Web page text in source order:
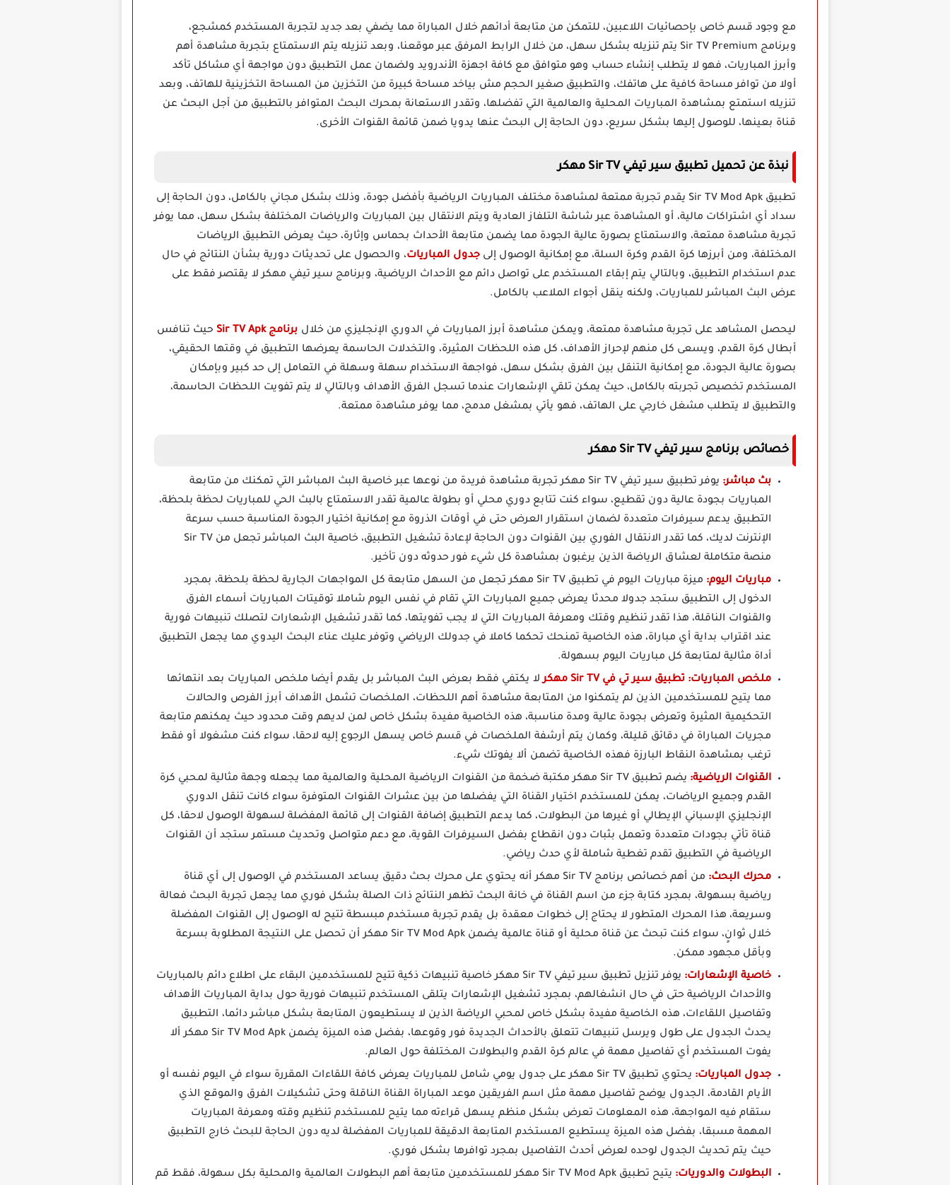
مع وجود قسم خاص بإحصائيات اللاعبين، للتمكن من متابعة أدائهم خلال المباراة مما يضفي بعد جديد لتجربة المستخدم كمشجع،
وبرنامج Sir TV Premium يتم تنزيله بشكل سهل، من خلال الرابط المرفق عبر موقعنا، وبعد تنزيله يتم الاستمتاع بتجربة مشاهدة أهم
وأبرز المباريات، فهو لا يتطلب إنشاء حساب وهو متوافق مع كافة اجهزة الأندرويد ولضمان عمل التطبيق دون مواجهة أي مشاكل تأكد
أولا من توافر مساحة كافية على هاتفك، والتطبيق صغير الحجم مش بياخد مساحة كبيرة من التخزين من المساحة التخزينية للهاتف، وبعد
تنزيله استمتع بمشاهدة المباريات المحلية والعالمية التي تفضلها، وتقدر الاستعانة بمحرك البحث المتوافر بالتطبيق من أجل البحث عن
قناة بعينها، للوصول إليها بشكل سريع، دون الحاجة إلى البحث عنها يدويا ضمن قائمة القنوات الأخرى.
نبذة عن تحميل تطبيق سير تيفي Sir TV مهكر
تطبيق Sir TV Mod Apk يقدم تجربة ممتعة لمشاهدة مختلف المباريات الرياضية بأفضل جودة، وذلك بشكل مجاني بالكامل، دون الحاجة إلى
سداد أي اشتراكات مالية، أو المشاهدة عبر شاشة التلفاز العادية ويتم الانتقال بين المباريات والرياضات المختلفة بشكل سهل، مما يوفر
تجربة مشاهدة ممتعة، والاستمتاع بصورة عالية الجودة مما يضمن متابعة الأحداث بحماس وإثارة، حيث يعرض التطبيق الرياضات
المختلفة، ومن أبرزها كرة القدم وكرة السلة، مع إمكانية الوصول إلى جدول المباريات، والحصول على تحديثات دورية بشأن النتائج في حال
عدم استخدام التطبيق، وبالتالي يتم إبقاء المستخدم على تواصل دائم مع الأحداث الرياضية، وبرنامج سير تيفي مهكر لا يقتصر فقط على
عرض البث المباشر للمباريات، ولكنه ينقل أجواء الملاعب بالكامل.
ليحصل المشاهد على تجربة مشاهدة ممتعة، ويمكن مشاهدة أبرز المباريات في الدوري الإنجليزي من خلال برنامج Sir TV Apk
حيث تنافس
أبطال كرة القدم، ويسعى كل منهم لإحراز الأهداف، كل هذه اللحظات المثيرة، والتخدلات الحاسمة يعرضها التطبيق في وقتها الحقيقي،
بصورة عالية الجودة، مع إمكانية التنقل بين الفرق بشكل سهل، فواجهة الاستخدام سهلة وسهلة في التعامل إلى حد كبير وبإمكان
المستخدم تخصيص تجربته بالكامل، حيث يمكن تلقي الإشعارات عندما تسجل الفرق الأهداف وبالتالي لا يتم تفويت اللحظات الحاسمة،
والتطبيق لا يتطلب مشغل خارجي على الهاتف، فهو يأتي بمشغل مدمج، مما يوفر مشاهدة ممتعة.
خصائص برنامج سير تيفي Sir TV مهكر
بث مباشر:
يوفر تطبيق سير تيفي Sir TV مهكر تجربة مشاهدة فريدة من نوعها عبر خاصية البث المباشر التي تمكنك من متابعة
المباريات بجودة عالية دون تقطيع، سواء كنت تتابع دوري محلي أو بطولة عالمية تقدر الاستمتاع بالبث الحي للمباريات لحظة بلحظة،
التطبيق يدعم سيرفرات متعددة لضمان استقرار العرض حتى في أوقات الذروة مع إمكانية اختيار الجودة المناسبة حسب سرعة
الإنترنت لديك، كما تقدر الانتقال الفوري بين القنوات دون الحاجة لإعادة تشغيل التطبيق، خاصية البث المباشر تجعل من Sir TV
منصة متكاملة لعشاق الرياضة الذين يرغبون بمشاهدة كل شيء فور حدوثه دون تأخير.
مباريات اليوم:
ميزة مباريات اليوم في تطبيق Sir TV مهكر تجعل من السهل متابعة كل المواجهات الجارية لحظة بلحظة، بمجرد
الدخول إلى التطبيق ستجد جدولا محدثا يعرض جميع المباريات التي تقام في نفس اليوم شاملا توقيتات المباريات أسماء الفرق
والقنوات الناقلة، هذا تقدر تنظيم وقتك ومعرفة المباريات التي لا يجب تفويتها، كما تقدر تشغيل الإشعارات لتصلك تنبيهات فورية
عند اقتراب بداية أي مباراة، هذه الخاصية تمنحك تحكما كاملا في جدولك الرياضي وتوفر عليك عناء البحث اليدوي مما يجعل التطبيق
أداة مثالية لمتابعة كل مباريات اليوم بسهولة.
ملخص المباريات: تطبيق سير تي في Sir TV مهكر
لا يكتفي فقط بعرض البث المباشر بل يقدم أيضا ملخص المباريات بعد انتهائها
مما يتيح للمستخدمين الذين لم يتمكنوا من المتابعة مشاهدة أهم اللحظات، الملخصات تشمل الأهداف أبرز الفرص والحالات
التحكيمية المثيرة وتعرض بجودة عالية ومدة مناسبة، هذه الخاصية مفيدة بشكل خاص لمن لديهم وقت محدود حيث يمكنهم متابعة
مجريات المباراة في دقائق قليلة، وكمان يتم أرشفة الملخصات في قسم خاص يسهل الرجوع إليه لاحقا، سواء كنت مشغولا أو فقط
ترغب بمشاهدة النقاط البارزة فهذه الخاصية تضمن ألا يفوتك شيء.
القنوات الرياضية:
يضم تطبيق Sir TV مهكر مكتبة ضخمة من القنوات الرياضية المحلية والعالمية مما يجعله وجهة مثالية لمحبي كرة
القدم وجميع الرياضات، يمكن للمستخدم اختيار القناة التي يفضلها من بين عشرات القنوات المتوفرة سواء كانت تنقل الدوري
الإنجليزي الإسباني الإيطالي أو غيرها من البطولات، كما يدعم التطبيق إضافة القنوات إلى قائمة المفضلة لسهولة الوصول لاحقا، كل
قناة تأتي بجودات متعددة وتعمل بثبات دون انقطاع بفضل السيرفرات القوية، مع دعم متواصل وتحديث مستمر ستجد أن القنوات
الرياضية في التطبيق تقدم تغطية شاملة لأي حدث رياضي.
محرك البحث:
من أهم خصائص برنامج Sir TV مهكر أنه يحتوي على محرك بحث دقيق يساعد المستخدم في الوصول إلى أي قناة
رياضية بسهولة، بمجرد كتابة جزء من اسم القناة في خانة البحث تظهر النتائج ذات الصلة بشكل فوري مما يجعل تجربة البحث فعالة
وسريعة، هذا المحرك المتطور لا يحتاج إلى خطوات معقدة بل يقدم تجربة مستخدم مبسطة تتيح له الوصول إلى القنوات المفضلة
خلال ثوانٍ، سواء كنت تبحث عن قناة محلية أو قناة عالمية يضمن Sir TV Mod Apk مهكر أن تحصل على النتيجة المطلوبة بسرعة
وبأقل مجهود ممكن.
خاصية الإشعارات:
يوفر تنزيل تطبيق سير تيفي Sir TV مهكر خاصية تنبيهات ذكية تتيح للمستخدمين البقاء على اطلاع دائم بالمباريات
والأحداث الرياضية حتى في حال انشغالهم، بمجرد تشغيل الإشعارات يتلقى المستخدم تنبيهات فورية حول بداية المباريات الأهداف
وتفاصيل اللقاءات، هذه الخاصية مفيدة بشكل خاص لمحبي الرياضة الذين لا يستطيعون المتابعة بشكل مباشر دائما، التطبيق
يحدث الجدول على طول ويرسل تنبيهات تتعلق بالأحداث الجديدة فور وقوعها، بفضل هذه الميزة يضمن Sir TV Mod Apk مهكر ألا
يفوت المستخدم أي تفاصيل مهمة في عالم كرة القدم والبطولات المختلفة حول العالم.
جدول المباريات:
يحتوي تطبيق Sir TV مهكر على جدول يومي شامل للمباريات يعرض كافة اللقاءات المقررة سواء في اليوم نفسه أو
الأيام القادمة، الجدول يوضح تفاصيل مهمة مثل اسم الفريقين موعد المباراة القناة الناقلة وحتى تشكيلات الفرق والموقع الذي
ستقام فيه المواجهة، هذه المعلومات تعرض بشكل منظم يسهل قراءته مما يتيح للمستخدم تنظيم وقته ومعرفة المباريات
المهمة مسبقا، بفضل هذه الميزة يستطيع المستخدم المتابعة الدقيقة للمباريات المفضلة لديه دون الحاجة للبحث خارج التطبيق
حيث يتم تحديث الجدول لوحده لعرض أحدث التفاصيل بمجرد توافرها بشكل فوري.
البطولات والدوريات:
يتيح تطبيق Sir TV Mod Apk مهكر للمستخدمين متابعة أهم البطولات العالمية والمحلية بكل سهولة، فقط قم